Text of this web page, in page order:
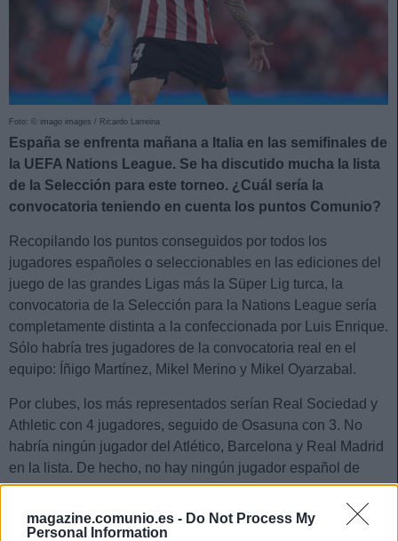
magazine.comunio.es - Do Not Process My
Personal Information
Foto: © imago images / Ricardo Larreina
España se enfrenta mañana a Italia en las semifinales de
la UEFA Nations League. Se ha discutido mucha la lista
de la Selección para este torneo. ¿Cuál sería la
convocatoria teniendo en cuenta los puntos Comunio?
Recopilando los puntos conseguidos por todos los
jugadores españoles o seleccionables en las ediciones del
juego de las grandes Ligas más la Süper Lig turca, la
convocatoria de la Selección para la Nations League sería
completamente distinta a la confeccionada por Luis Enrique.
Sólo habría tres jugadores de la convocatoria real en el
equipo: Íñigo Martínez, Mikel Merino y Mikel Oyarzabal.
Por clubes, los más representados serían Real Sociedad y
Athletic con 4 jugadores, seguido de Osasuna con 3. No
habría ningún jugador del Atlético, Barcelona y Real Madrid
en la lista. De hecho, no hay ningún jugador español de
esos tres equipos en el Top 50 de Comunio.
Ander Herrera (PSG) es el jugador español con más puntos